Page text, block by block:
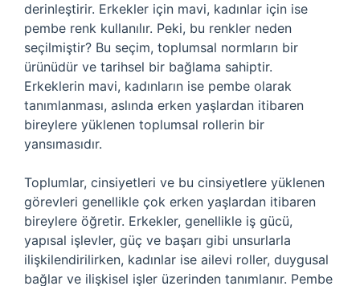
derinleştirir. Erkekler için mavi, kadınlar için ise
pembe renk kullanılır. Peki, bu renkler neden
seçilmiştir? Bu seçim, toplumsal normların bir
ürünüdür ve tarihsel bir bağlama sahiptir.
Erkeklerin mavi, kadınların ise pembe olarak
tanımlanması, aslında erken yaşlardan itibaren
bireylere yüklenen toplumsal rollerin bir
yansımasıdır.
Toplumlar, cinsiyetleri ve bu cinsiyetlere yüklenen
görevleri genellikle çok erken yaşlardan itibaren
bireylere öğretir. Erkekler, genellikle iş gücü,
yapısal işlevler, güç ve başarı gibi unsurlarla
ilişkilendirilirken, kadınlar ise ailevi roller, duygusal
bağlar ve ilişkisel işler üzerinden tanımlanır. Pembe